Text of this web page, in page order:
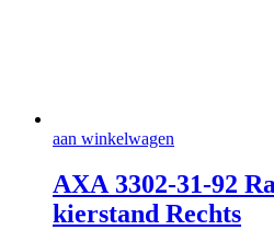
aan winkelwagen
AXA 3302-31-92
kierstand Rechts